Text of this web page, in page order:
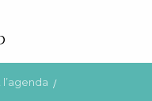
l’agenda